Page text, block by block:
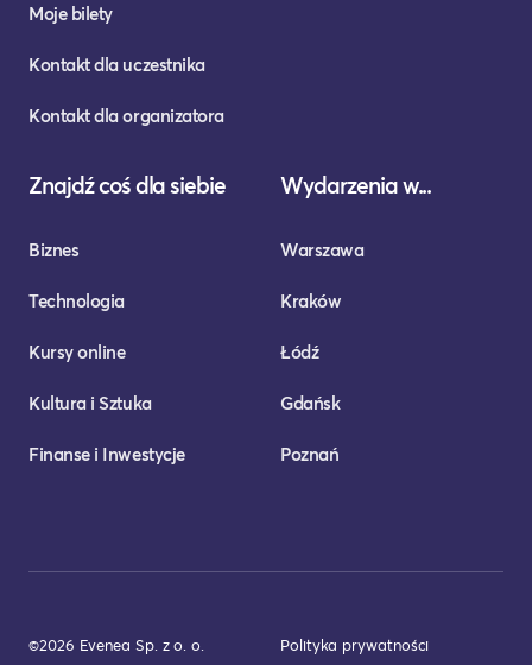
Moje bilety
Kontakt dla uczestnika
Kontakt dla organizatora
Znajdź coś dla siebie
Biznes
Technologia
Kursy online
Kultura i Sztuka
Finanse i Inwestycje
Wydarzenia w...
Warszawa
Kraków
Łódź
Gdańsk
Poznań
©2026 Evenea Sp. z o. o. Polityka prywatności